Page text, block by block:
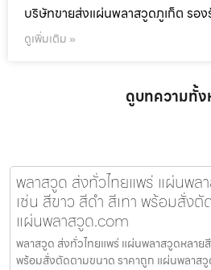
บริษัทขายส่งแผ่นพลาสวูดภูเก็ต รอง
ดูเพิ่มเติม »
ดูบทความทั้
พลาสวูด ส่งทั่วไทยแพร่ แผ่นพล
เช่น สีขาว สีดำ สีเทา พร้อมสั่ง
แผ่นพลาสวูด.com
พลาสวูด ส่งทั่วไทยแพร่ แผ่นพลาสวูดหลาย
พร้อมสั่งตัดตามขนาด ราคาถูก แผ่นพลาส